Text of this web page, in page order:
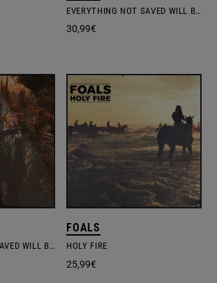
EVERYTHING NOT SAVED WILL BE LOST: PART 1
30,99€
EVERYTHING NOT SAVED WILL BE LOST: PART 2
FOALS
HOLY FIRE
25,99€